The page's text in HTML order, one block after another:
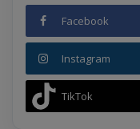
Facebook
Instagram
TikTok